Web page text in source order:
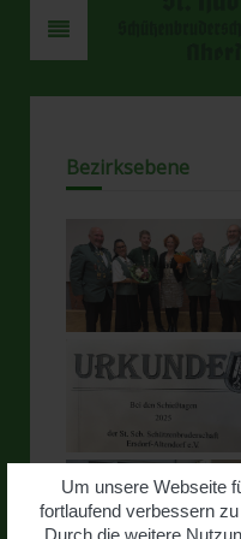
Um unsere Webseite
fortlaufend verbessern
Durch die weitere
Bezirksebene